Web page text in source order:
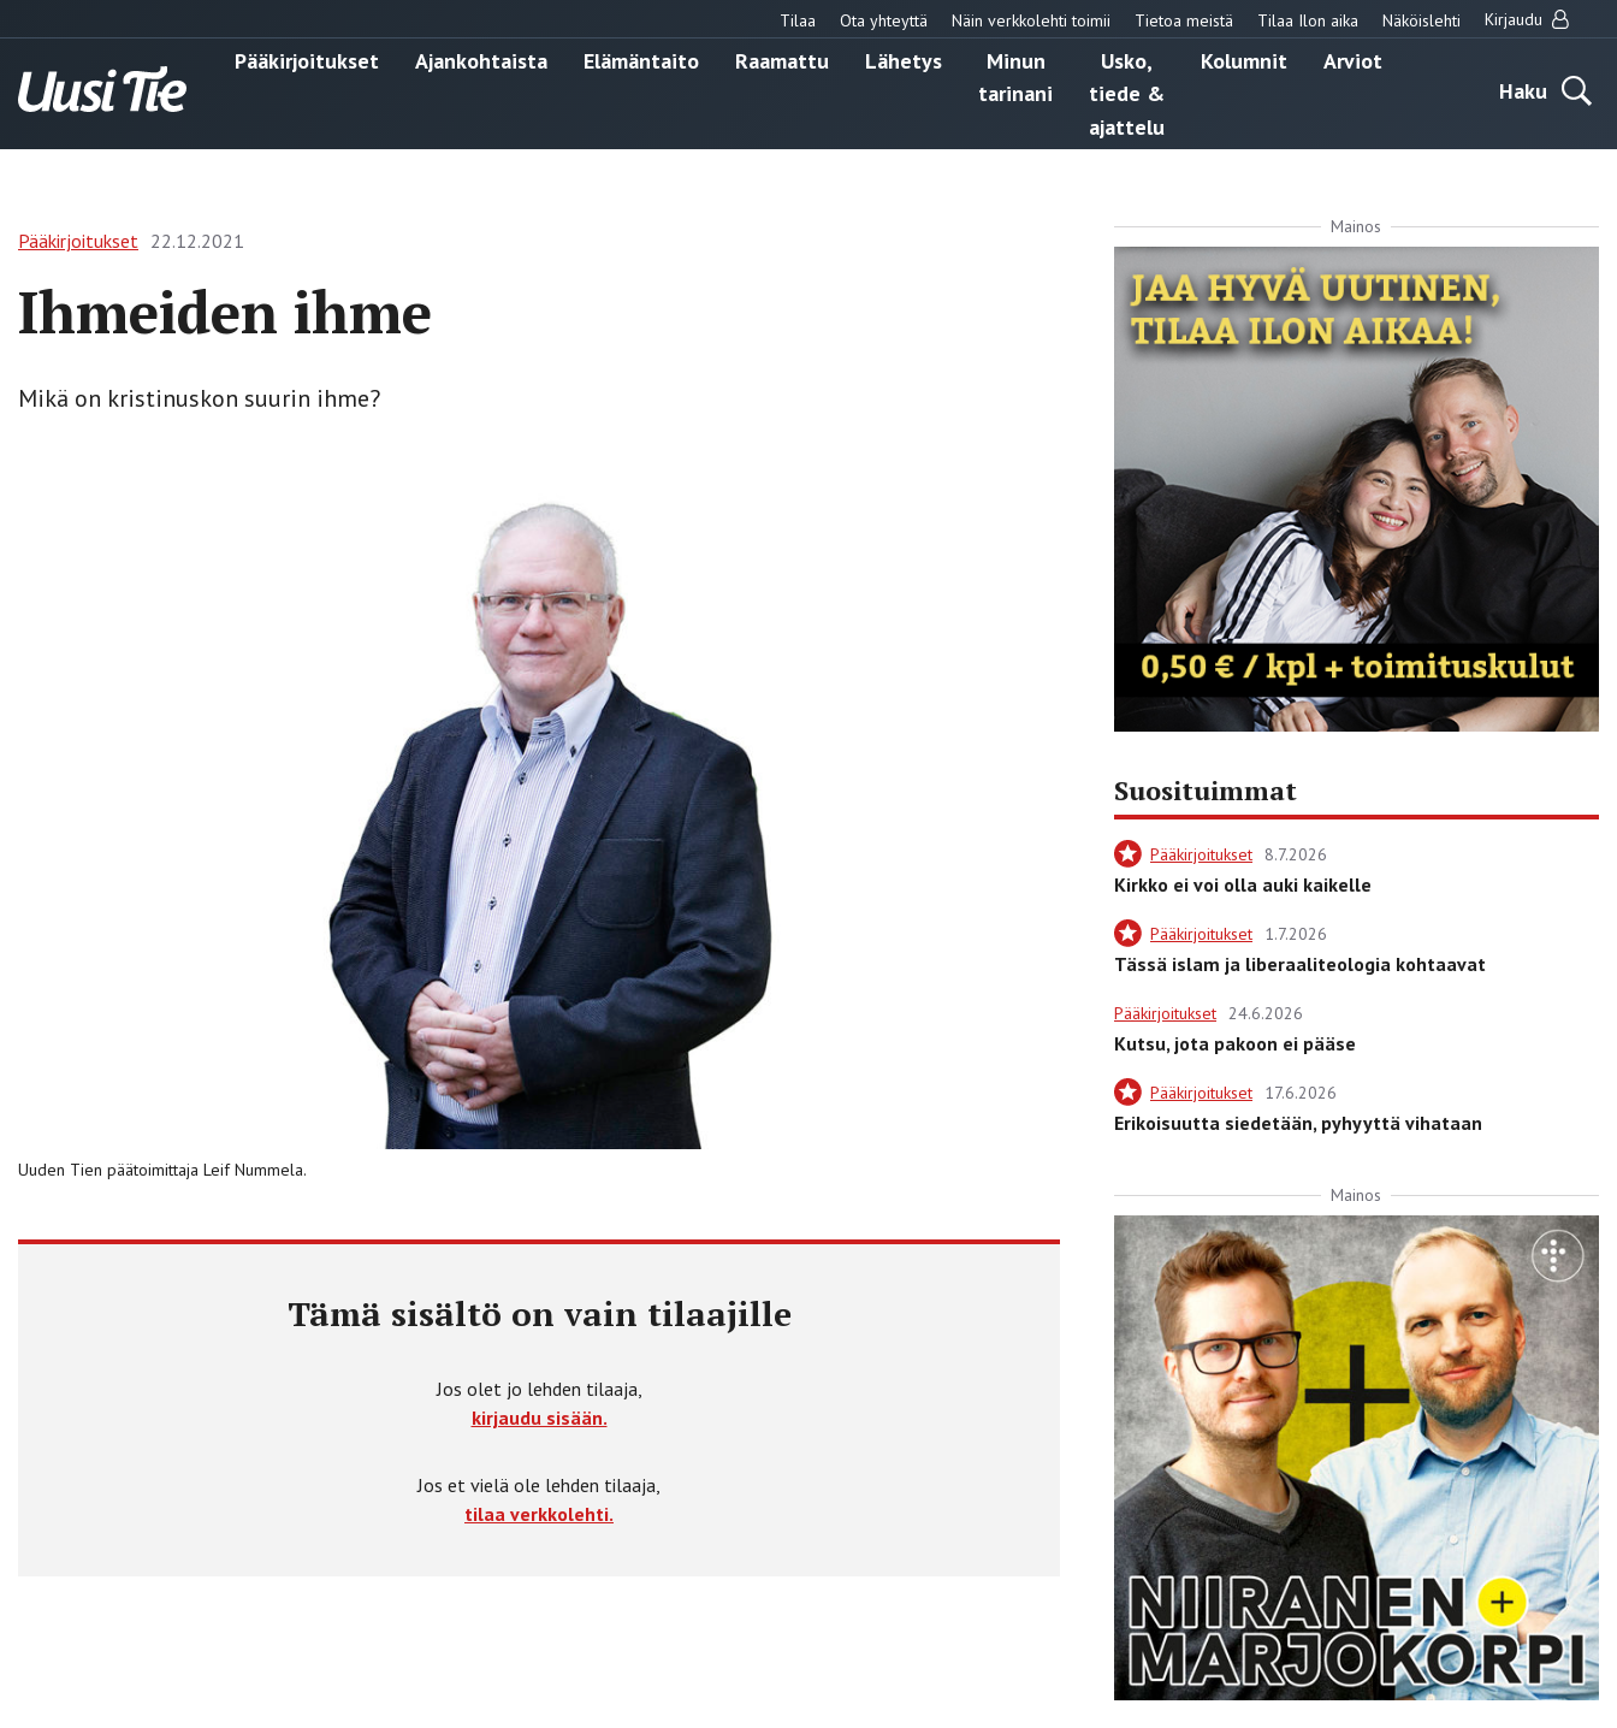
Tilaa Ota yhteyttä Näin verkkolehti toimii Tietoa meistä Tilaa Ilon aika Näköislehti Kirjaudu
Pääkirjoitukset Ajankohtaista Elämäntaito Raamattu Lähetys
Minun
tarinani
Usko,
tiede &
ajattelu
Kolumnit
Arviot
Haku
Pääkirjoitukset 22.12.2021
Ihmeiden ihme
Mikä on kristinuskon suurin ihme?
Uuden Tien päätoimittaja Leif Nummela.
Tämä sisältö on vain tilaajille
Jos olet jo lehden tilaaja,
kirjaudu sisään.
Jos et vielä ole lehden tilaaja,
tilaa verkkolehti.
Mainos
Suosituimmat
Pääkirjoitukset 8.7.2026
Kirkko ei voi olla auki kaikelle
Pääkirjoitukset 1.7.2026
Tässä islam ja liberaaliteologia kohtaavat
Pääkirjoitukset 24.6.2026
Kutsu, jota pakoon ei pääse
Pääkirjoitukset 17.6.2026
Erikoisuutta siedetään, pyhyyttä vihataan
Mainos